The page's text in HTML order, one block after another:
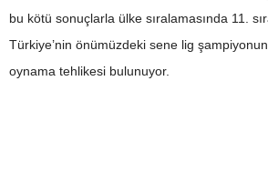
bu kötü sonuçlarla ülke sıralamasında 11.
Türkiye’nin önümüzdeki sene lig
oynama tehlikesi bulunuyor.